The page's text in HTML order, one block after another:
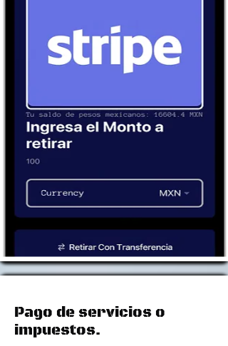
Pago de servicios o
impuestos.